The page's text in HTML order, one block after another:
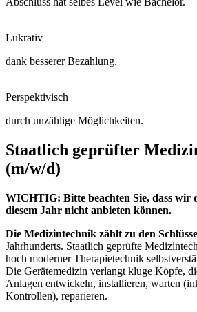
Lukrativ
dank besserer Bezahlung.
Perspektivisch
durch unzählige Möglichkeiten.
Staatlich geprüfter
(m/w/d)
WICHTIG: Bitte beachten Sie, dass wir
diesem Jahr nicht anbieten können.
Die Medizintechnik zählt zu den
Jahrhunderts. Staatlich geprüfte
hoch moderner Therapietechnik
Die Gerätemedizin verlangt kluge Köpfe,
Anlagen entwickeln, installieren, warten
Kontrollen), reparieren.